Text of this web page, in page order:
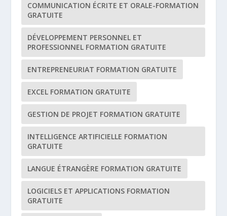
COMMUNICATION ÉCRITE ET ORALE-FORMATION
GRATUITE
DÉVELOPPEMENT PERSONNEL ET
PROFESSIONNEL FORMATION GRATUITE
ENTREPRENEURIAT FORMATION GRATUITE
EXCEL FORMATION GRATUITE
GESTION DE PROJET FORMATION GRATUITE
INTELLIGENCE ARTIFICIELLE FORMATION
GRATUITE
LANGUE ÉTRANGÈRE FORMATION GRATUITE
LOGICIELS ET APPLICATIONS FORMATION
GRATUITE